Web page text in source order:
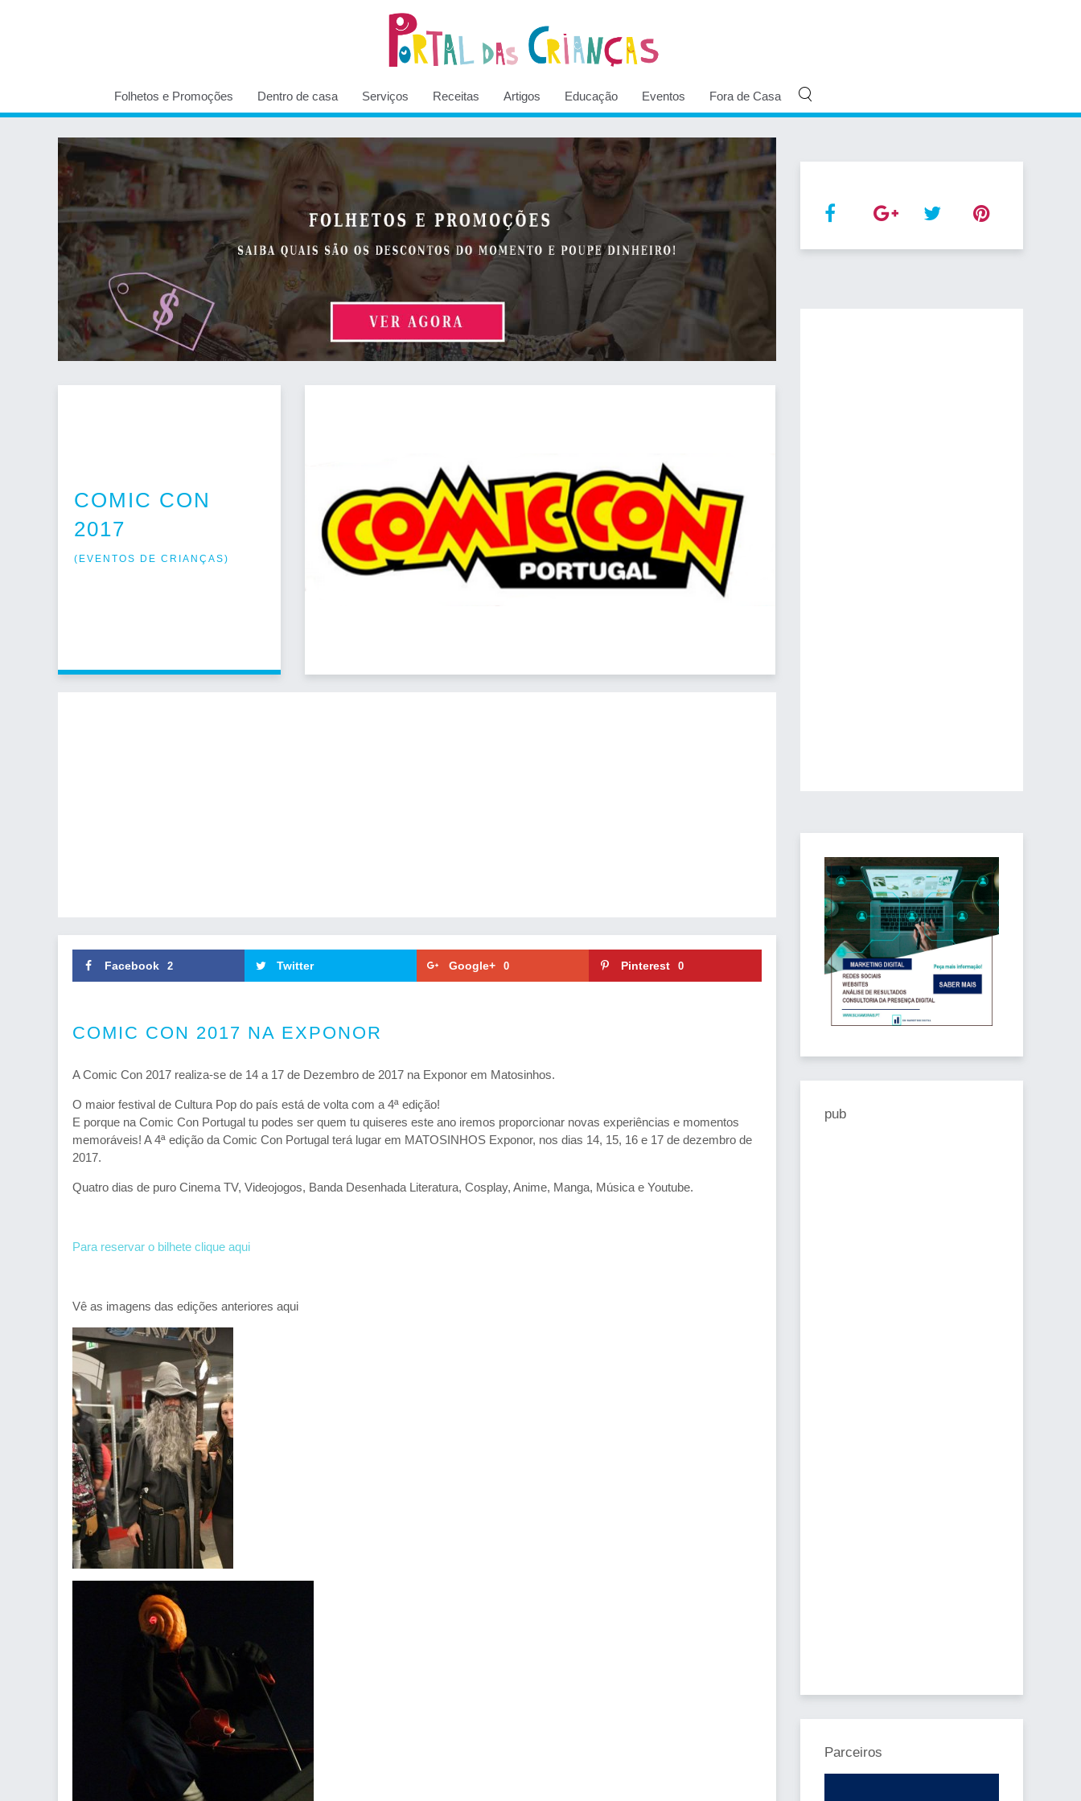
Folhetos e Promoções Dentro de casa Serviços Receitas Artigos Educação Eventos Fora de Casa
COMIC CON
2017
( EVENTOS DE CRIANÇAS)
Facebook 2 Twitter Google+ 0 Pinterest 0
COMIC CON 2017 NA EXPONOR
A Comic Con 2017 realiza-se de 14 a 17 de Dezembro de 2017 na Exponor em Matosinhos.
O maior festival de Cultura Pop do país está de volta com a 4ª edição!
E porque na Comic Con Portugal tu podes ser quem tu quiseres este ano iremos proporcionar novas experiências e momentos
memoráveis! A 4ª edição da Comic Con Portugal terá lugar em MATOSINHOS Exponor, nos dias 14, 15, 16 e 17 de dezembro de
2017.
Quatro dias de puro Cinema TV, Videojogos, Banda Desenhada Literatura, Cosplay, Anime, Manga, Música e Youtube.
Para reservar o bilhete clique aqui
Vê as imagens das edições anteriores aqui
pub
Parceiros